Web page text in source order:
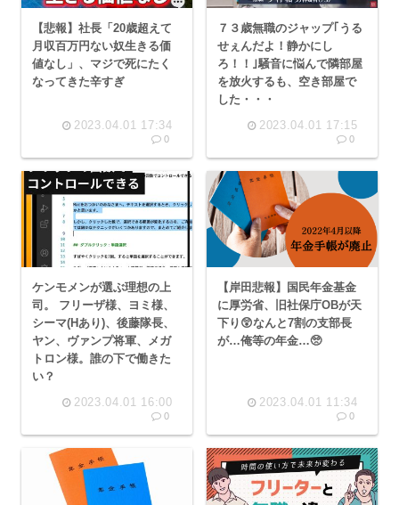
【悲報】社長「20歳超えて
月収百万円ない奴生きる価
値なし」、マジで死にたく
なってきた辛すぎ
2023.04.01 17:34
0
７３歳無職のジャップ｢うる
せぇんだよ！静かにし
ろ！！｣騒音に悩んで隣部屋
を放火するも、空き部屋で
した・・・
2023.04.01 17:15
0
ケンモメンが選ぶ理想の上
司。 フリーザ様、ヨミ様、
シーマ(Hあり)、後藤隊長、
ヤン、ヴァンプ将軍、メガ
トロン様。誰の下で働きた
い？
2023.04.01 16:00
0
【岸田悲報】国民年金基金
に厚労省、旧社保庁OBが天
下り😲なんと7割の支部長
が…俺等の年金…🥺
2023.04.01 11:34
0